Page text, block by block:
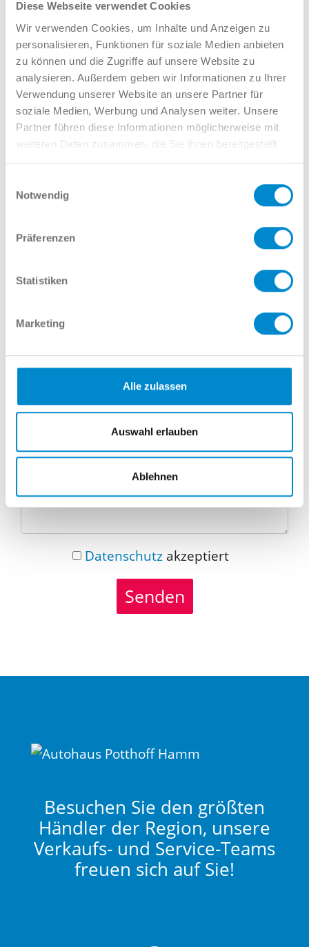
Diese Webseite verwendet Cookies
Wir verwenden Cookies, um Inhalte und Anzeigen zu
personalisieren, Funktionen für soziale Medien anbieten
zu können und die Zugriffe auf unsere Website zu
analysieren. Außerdem geben wir Informationen zu Ihrer
Verwendung unserer Website an unsere Partner für
soziale Medien, Werbung und Analysen weiter. Unsere
Partner führen diese Informationen möglicherweise mit
weiteren Daten zusammen, die Sie ihnen bereitgestellt
haben oder die sie im Rahmen Ihrer Nutzung der Dienste
Notwendig
Präferenzen
Statistiken
Marketing
Alle zulassen
Auswahl erlauben
Ablehnen
Lars Linkamp
Verkauf GW
02381 7998-522
llinkamp@potthoff.de
Oder gern direkt per Mail oder
Telefon:
E-Mail
Nachricht
Datenschutzakzeptiert
Senden
Besuchen Sie den größten
Händler der Region, unsere
Verkaufs- und Service-Teams
freuen sich auf Sie!